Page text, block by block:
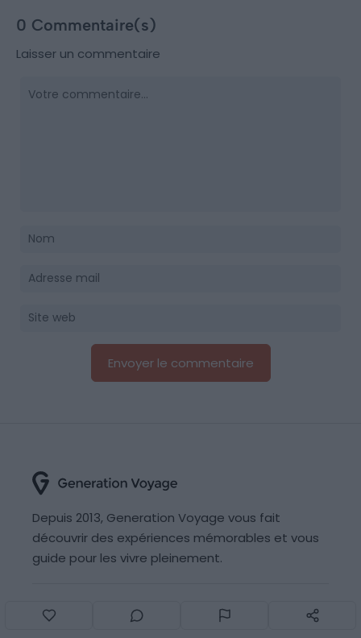
0 Commentaire(s)
Laisser un commentaire
Depuis 2013, Generation Voyage vous fait
découvrir des expériences mémorables et vous
guide pour les vivre pleinement.
Qui sommes nous ?